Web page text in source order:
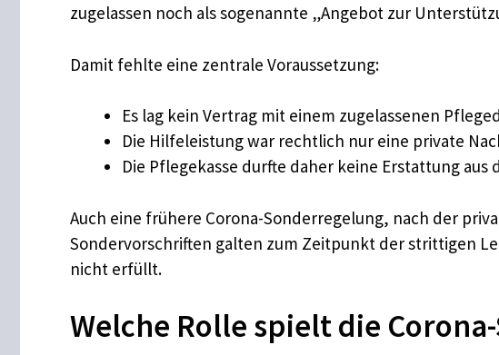
zugelassen noch als sogenannte „Angebot zur
Damit fehlte eine zentrale Voraussetzung:
Es lag kein Vertrag mit einem zugelassenen
Die Hilfeleistung war rechtlich nur eine private
Die Pflegekasse durfte daher keine Erstattung
Auch eine frühere Corona-Sonderregelung, nach der
Sondervorschriften galten zum Zeitpunkt der strittigen
nicht erfüllt.
Welche Rolle spielt die